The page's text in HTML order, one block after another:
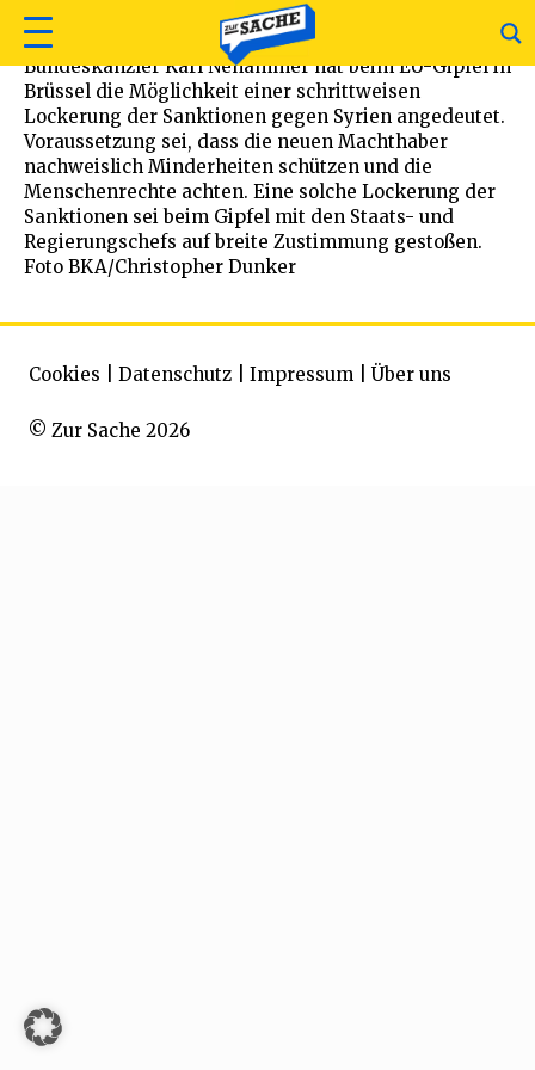
Bundeskanzler Karl Nehammer hat beim EU-Gipfel in
Brüssel die Möglichkeit einer schrittweisen
Lockerung der Sanktionen gegen Syrien angedeutet.
Voraussetzung sei, dass die neuen Machthaber
nachweislich Minderheiten schützen und die
Menschenrechte achten. Eine solche Lockerung der
Sanktionen sei beim Gipfel mit den Staats- und
Regierungschefs auf breite Zustimmung gestoßen.
Foto BKA/Christopher Dunker
© Zur Sache 2026
Cookies Datenschutz Impressum Über uns